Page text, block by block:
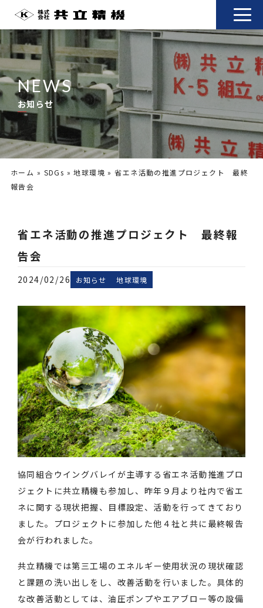
NEWS
お知らせ
ホーム » SDGs » 地球環境 » 省エネ活動の推進プロジェクト 最終
報告会
省エネ活動の推進プロジェクト 最終報
告会
2024/02/26 お知らせ 地球環境
協同組合ウイングバレイが主導する省エネ活動推進プロ
ジェクトに共立精機も参加し、昨年９月より社内で省エ
ネに関する現状把握、目標設定、活動を行ってきており
ました。プロジェクトに参加した他４社と共に最終報告
会が行われました。
共立精機では第三工場のエネルギー使用状況の現状確認
と課題の洗い出しをし、改善活動を行いました。具体的
な改善活動としては、油圧ポンプやエアブロー等の設備